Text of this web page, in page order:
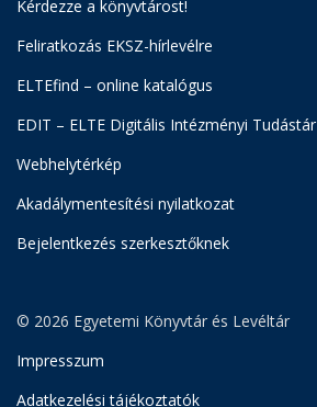
Kérdezze a könyvtárost!
Feliratkozás EKSZ-hírlevélre
ELTEfind – online katalógus
EDIT – ELTE Digitális Intézményi Tudástár
Webhelytérkép
Akadálymentesítési nyilatkozat
Bejelentkezés szerkesztőknek
© 2026 Egyetemi Könyvtár és Levéltár
Impresszum
Adatkezelési tájékoztatók